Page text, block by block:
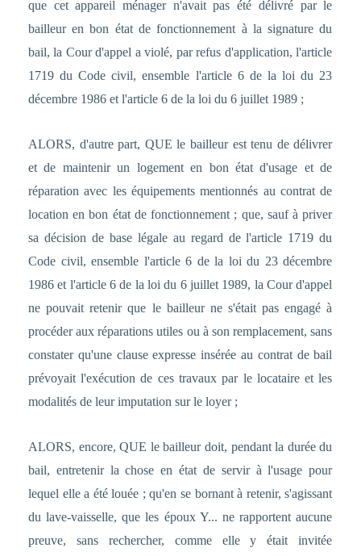
que cet appareil ménager n'avait pas été délivré par le
bailleur en bon état de fonctionnement à la signature du
bail, la Cour d'appel a violé, par refus d'application, l'article
1719 du Code civil, ensemble l'article 6 de la loi du 23
décembre 1986 et l'article 6 de la loi du 6 juillet 1989 ;
ALORS, d'autre part, QUE le bailleur est tenu de délivrer
et de maintenir un logement en bon état d'usage et de
réparation avec les équipements mentionnés au contrat de
location en bon état de fonctionnement ; que, sauf à priver
sa décision de base légale au regard de l'article 1719 du
Code civil, ensemble l'article 6 de la loi du 23 décembre
1986 et l'article 6 de la loi du 6 juillet 1989, la Cour d'appel
ne pouvait retenir que le bailleur ne s'était pas engagé à
procéder aux réparations utiles ou à son remplacement, sans
constater qu'une clause expresse insérée au contrat de bail
prévoyait l'exécution de ces travaux par le locataire et les
modalités de leur imputation sur le loyer ;
ALORS, encore, QUE le bailleur doit, pendant la durée du
bail, entretenir la chose en état de servir à l'usage pour
lequel elle a été louée ; qu'en se bornant à retenir, s'agissant
du lave-vaisselle, que les époux Y... ne rapportent aucune
preuve, sans rechercher, comme elle y était invitée